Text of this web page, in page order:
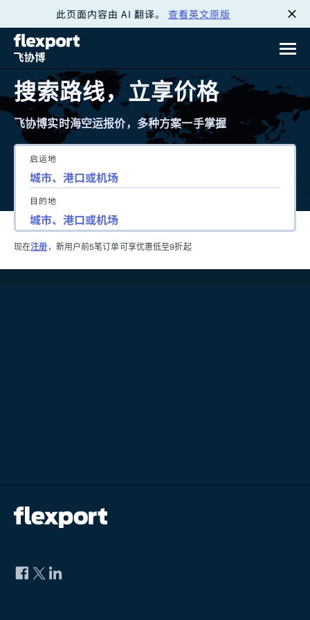
此页面内容由 AI 翻译。 查看英文原版
搜索路线，立享价格
飞协博实时海空运报价，多种方案一手掌握
启运地
目的地
现在注册 ，新用户前5笔订单可享优惠低至9折起